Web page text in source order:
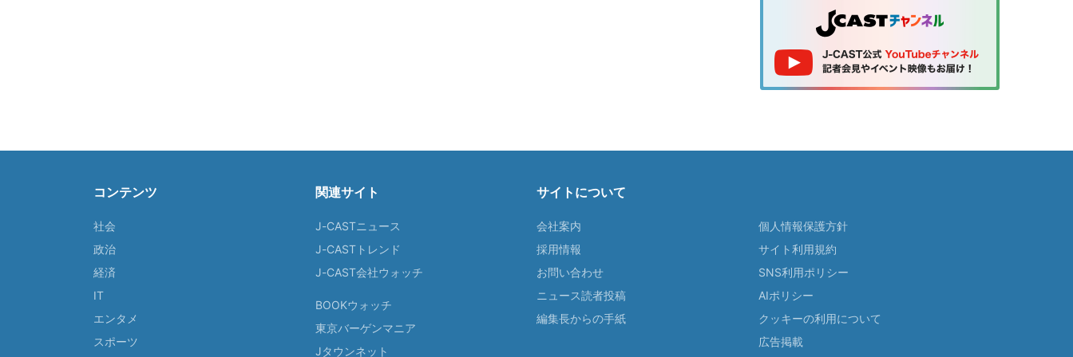
コンテンツ
社会
政治
経済
IT
エンタメ
スポーツ
関連サイト
J-CASTニュース
J-CASTトレンド
J-CAST会社ウォッチ
BOOKウォッチ
東京バーゲンマニア
Jタウンネット
サイトについて
会社案内
採用情報
お問い合わせ
ニュース読者投稿
編集長からの手紙
個人情報保護方針
サイト利用規約
SNS利用ポリシー
AIポリシー
クッキーの利用について
広告掲載